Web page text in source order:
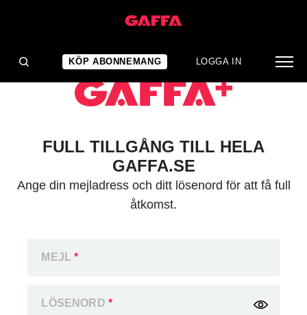
KÖP ABONNEMANG LOGGA IN
FULL TILLGÅNG TILL HELA
GAFFA.SE
Ange din mejladress och ditt lösenord för att få full
åtkomst.
MEJL*
LÖSENORD *